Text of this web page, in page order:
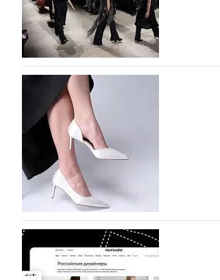
На участие в Московской
На участие в седьмой Московской
октября, уже подано 1047 заявок.
которых не были представлены в…
07.08.2026 594
BALLINA представит свои
Компания BALLINA Guangzhou